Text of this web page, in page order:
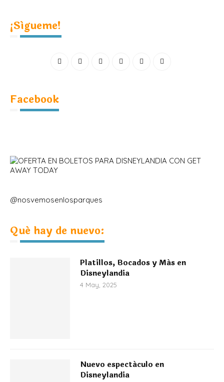
¡Sígueme!
Facebook
@nosvemosenlosparques
Qué hay de nuevo:
Platillos, Bocados y Más en
Disneylandia
4 May, 2025
Nuevo espectáculo en
Disneylandia